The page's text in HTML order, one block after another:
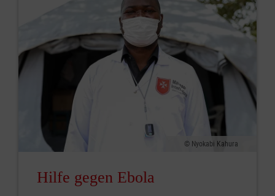
Nyokabi Kahura
Hilfe gegen Ebola